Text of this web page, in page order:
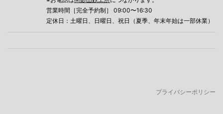
営業時間［完全予約制］ 09:00〜16:30
定休日：土曜日、日曜日、祝日（夏季、年末年始は一部休業）
プライバシーポリシー